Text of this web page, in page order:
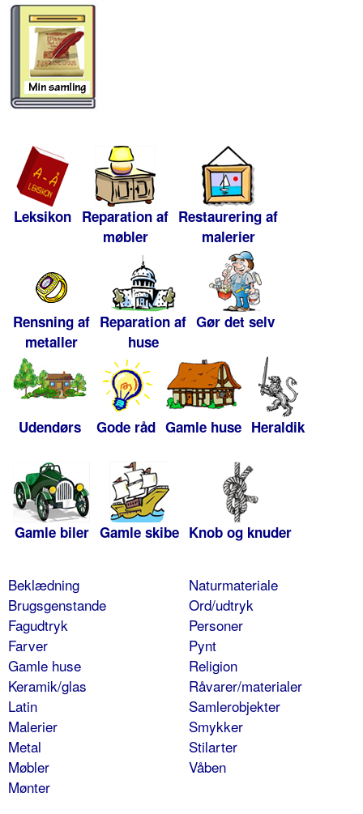
Leksikon Reparation af
møbler
Restaurering af
malerier
Rensning af
metaller
Reparation af
huse
Gør det selv
Udendørs Gode råd Gamle huse Heraldik
Gamle biler Gamle skibe Knob og knuder
Beklædning
Brugsgenstande
Fagudtryk
Farver
Gamle huse
Keramik/glas
Latin
Malerier
Metal
Møbler
Mønter
Naturmateriale
Ord/udtryk
Personer
Pynt
Religion
Råvarer/materialer
Samlerobjekter
Smykker
Stilarter
Våben